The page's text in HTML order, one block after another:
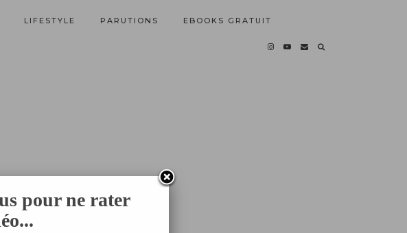
LIFESTYLE PARUTIONS EBOOKS GRATUIT
pour ne rater